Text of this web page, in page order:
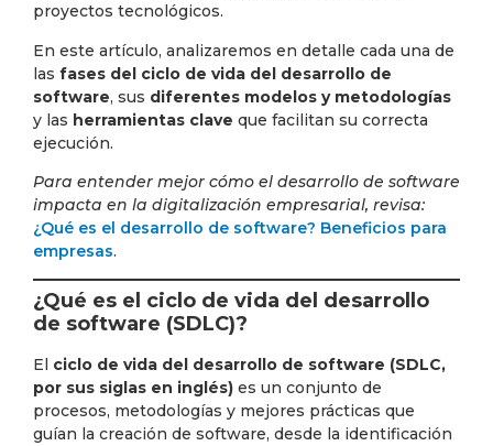
proyectos tecnológicos.
En este artículo, analizaremos en detalle cada una de
las fases del ciclo de vida del desarrollo de
software, sus diferentes modelos y metodologías
y las herramientas clave que facilitan su correcta
ejecución.
Para entender mejor cómo el desarrollo de software
impacta en la digitalización empresarial, revisa:
¿Qué es el desarrollo de software? Beneficios para
empresas.
¿Qué es el ciclo de vida del desarrollo
de software (SDLC)?
El ciclo de vida del desarrollo de software (SDLC,
por sus siglas en inglés) es un conjunto de
procesos, metodologías y mejores prácticas que
guían la creación de software, desde la identificación